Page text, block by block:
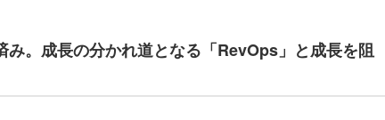
み。成長の分かれ道となる「RevOps」と成長を阻